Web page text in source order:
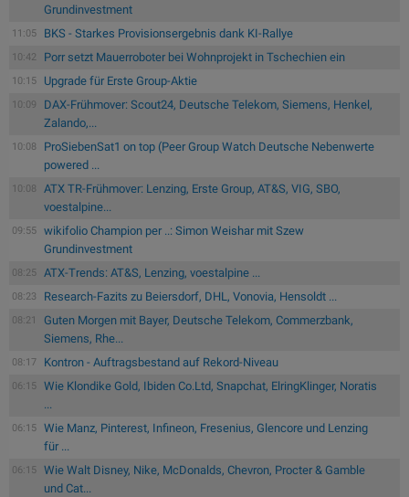
Grundinvestment
11:05 BKS - Starkes Provisionsergebnis dank KI-Rallye
10:42 Porr setzt Mauerroboter bei Wohnprojekt in Tschechien ein
10:15 Upgrade für Erste Group-Aktie
10:09
DAX-Frühmover: Scout24, Deutsche Telekom, Siemens, Henkel,
Zalando,...
10:08
ProSiebenSat1 on top (Peer Group Watch Deutsche Nebenwerte
powered ...
10:08
ATX TR-Frühmover: Lenzing, Erste Group, AT&S, VIG, SBO,
voestalpine...
09:55
wikifolio Champion per ..: Simon Weishar mit Szew
Grundinvestment
08:25 ATX-Trends: AT&S, Lenzing, voestalpine ...
08:23 Research-Fazits zu Beiersdorf, DHL, Vonovia, Hensoldt ...
08:21
Guten Morgen mit Bayer, Deutsche Telekom, Commerzbank,
Siemens, Rhe...
08:17 Kontron - Auftragsbestand auf Rekord-Niveau
06:15
Wie Klondike Gold, Ibiden Co.Ltd, Snapchat, ElringKlinger, Noratis
...
06:15
Wie Manz, Pinterest, Infineon, Fresenius, Glencore und Lenzing
für ...
06:15
Wie Walt Disney, Nike, McDonalds, Chevron, Procter & Gamble
und Cat...